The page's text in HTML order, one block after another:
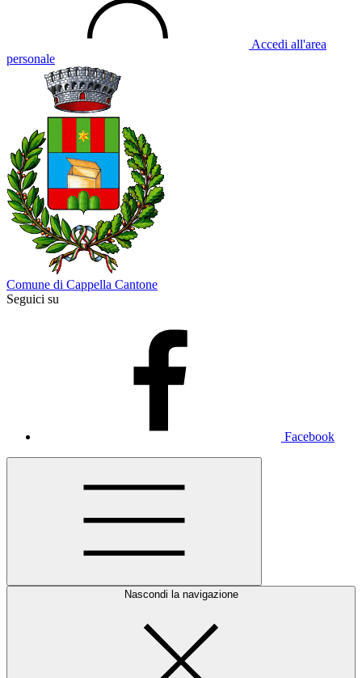
Accedi all'area
personale
Comune di Cappella Cantone
Seguici su
Facebook
Nascondi la navigazione